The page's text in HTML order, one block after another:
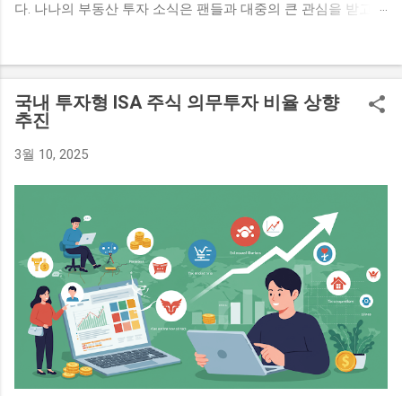
다. 나나의 부동산 투자 소식은 팬들과 대중의 큰 관심을 받고
있다. 나나의 매입 금액은 무려 42억 원으로, 그녀의 새로운 보
금자리는 기대와 흥미를 자아내고 있다. 배우 나나는 최근 활발
매입은 그녀가 연예계에서 쌓아온 성공의 성과를 보여주는 사
례로, 팬들에게도 긍정적인 반응을 얻고 있다. 나나의 부동산 투
궁금증을 불러일으키기도 했다. 한편, 나나는 고급 빌라를 매입
하면서 앞으로의 계획에 대한 이야기도 전했다. 그녀는 이를 통
해 안정된 생활 환경을 원하는 만큼 스스로의 삶을 더욱 풍요롭
게 만드는데 중점을 두고 있다고 전했다. 앞으로 그녀가 어떤 방
식으로 고급 빌라에서의 새 삶을 꾸려나갈지 많은 이들이 주목
하고 있다. 아르카디아 시그니처의 매력 '아르카디아 시그니
처'는 경기 구리시에 위치한 전원주택형 고급 빌라로, 자연과 조
화를 이루는 아름다운 환경 속에 자리잡고 있다. 이 빌라는 탁월
국내 투자형 ISA 주식 의무투자 비율 상향
추진
3월 10, 2025